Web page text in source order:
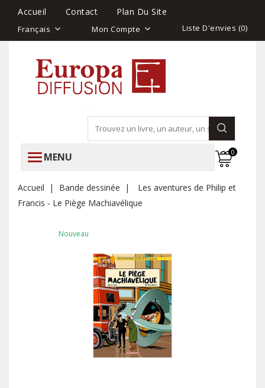
Accueil Contact Plan Du Site
Français Mon Compte Liste D'envies (0)
MENU 0
Accueil Bande dessinée
Les aventures de Philip et
Francis - Le Piège Machiavélique
Nouveau